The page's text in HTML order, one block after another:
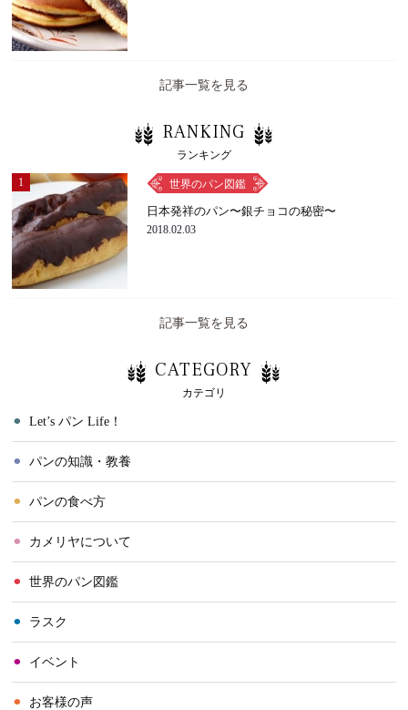
記事一覧を見る
RANKING
ランキング
1 世界のパン図鑑
日本発祥のパン〜銀チョコの秘密〜
2018.02.03
記事一覧を見る
CATEGORY
カテゴリ
⚫︎ Let’s パン Life！
⚫︎ パンの知識・教養
⚫︎ パンの食べ方
⚫︎ カメリヤについて
⚫︎ 世界のパン図鑑
⚫︎ ラスク
⚫︎ イベント
⚫︎ お客様の声